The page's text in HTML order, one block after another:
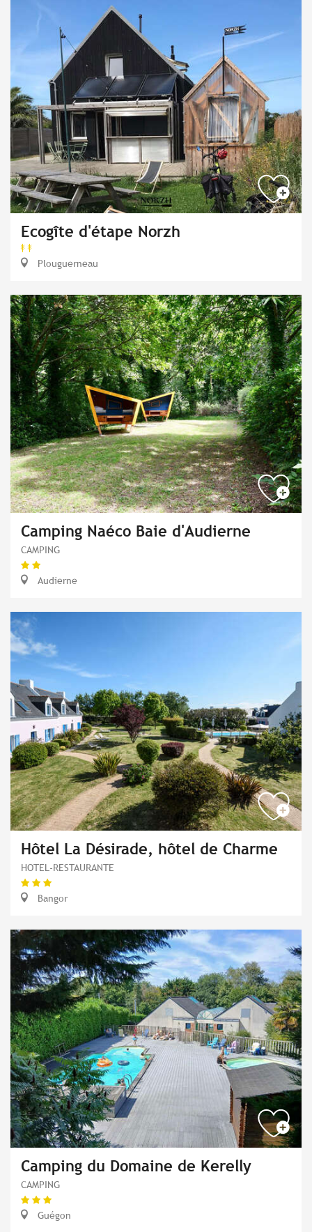
Ecogîte d'étape Norzh
Plouguerneau
Camping Naéco Baie d'Audierne
CAMPING
Audierne
Hôtel La Désirade, hôtel de Charme
HOTEL-RESTAURANTE
Bangor
Camping du Domaine de Kerelly
CAMPING
Guégon